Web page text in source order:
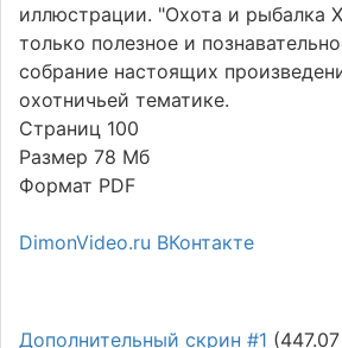
иллюстрации. "Охота и рыбалка
только полезное и
собрание настоящих
охотничьей тематике.
Страниц 100
Размер 78 Мб
Формат PDF
DimonVideo.ru ВКонтакте
Дополнительный скрин #1